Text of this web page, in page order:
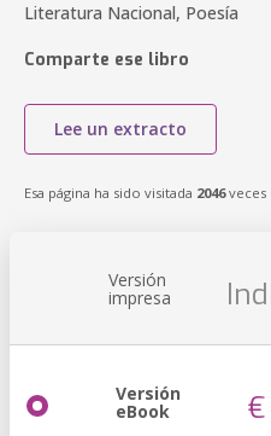
Literatura Nacional, Poesía
Comparte ese libro
Lee un extracto
Esa página ha sido visitada 2046veces
Versión
impresa
Versión
eBook €